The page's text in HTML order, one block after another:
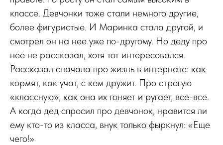
классе. Девчонки тоже стали немного другие,
более фигуристые. И Маринка стала другой, и
смотрел он на нее уже по-другому. Но деду про
нее не рассказал, хотя тот интересовался.
Рассказал сначала про жизнь в интернате: как
кормят, как учат, с кем дружит. Про строгую
«классную», как она их гоняет и ругает, все-все.
А когда дед спросил про девчонок, нравится ли
ему кто-то из класса, внук только фыркнул: «Еще
чего!»